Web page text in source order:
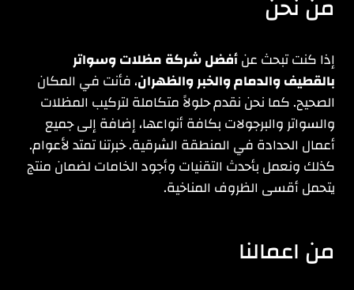
من نحن
إذا كنت تبحث عنأفضل شركة مظلات وسواتر
بالقطيف والدمام والخبر والظهران، فأنت في المكان
الصحيح. كما نحن نقدم حلولاً متكاملة لتركيب المظلات
والسواتر والبرجولات بكافة أنواعها، إضافة إلى جميع
أعمال الحدادة في المنطقة الشرقية. خبرتنا تمتد لأعوام.
كذلك ونعمل بأحدث التقنيات وأجود الخامات لضمان منتج
يتحمل أقسى الظروف المناخية.
من اعمالنا